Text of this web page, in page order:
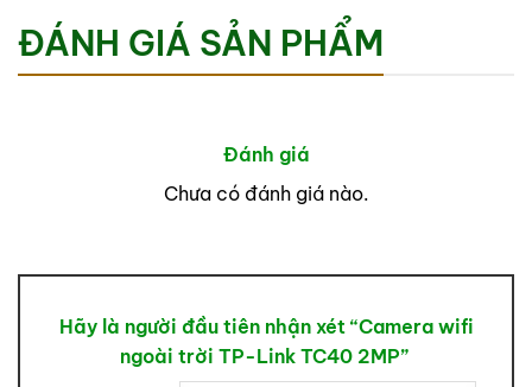
ĐÁNH GIÁ SẢN PHẨM
Đánh giá
Chưa có đánh giá nào.
Hãy là người đầu tiên nhận xét “Camera wifi
ngoài trời TP-Link TC40 2MP”